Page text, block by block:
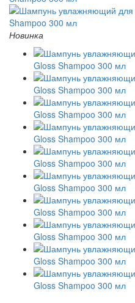
Новинка